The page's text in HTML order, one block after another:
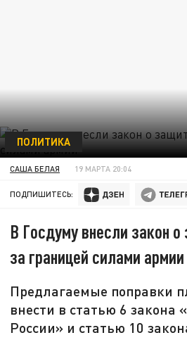
ПОЛИТИКА
САША БЕЛАЯ 19 МАРТА 20:04
ПОДПИШИТЕСЬ:
В Госдуму внесли закон
за границей силами армии
Предлагаемые поправки
внести в статью 6 закона
России» и статью 10